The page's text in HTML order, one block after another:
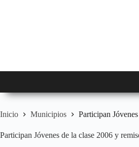
Inicio Municipios Participan
Participan Jóvenes de la clase 2006 y